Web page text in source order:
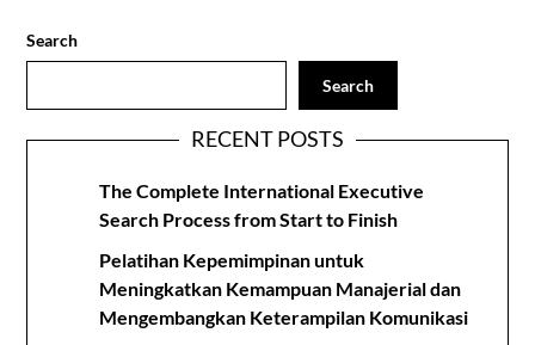
Search
Search
RECENT POSTS
The Complete International Executive
Search Process from Start to Finish
Pelatihan Kepemimpinan untuk
Meningkatkan Kemampuan Manajerial dan
Mengembangkan Keterampilan Komunikasi